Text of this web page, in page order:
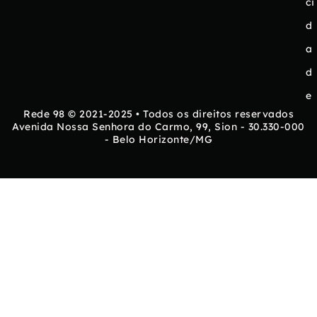
d
a
d
e
Rede 98 © 2021-2025 • Todos os direitos reservados
Avenida Nossa Senhora do Carmo, 99, Sion - 30.330-000
- Belo Horizonte/MG